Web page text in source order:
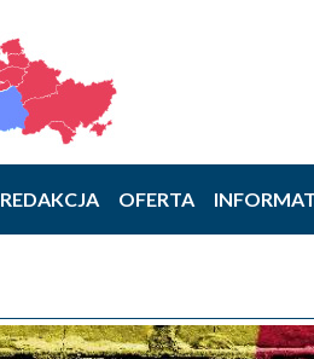
REDAKCJA OFERTA